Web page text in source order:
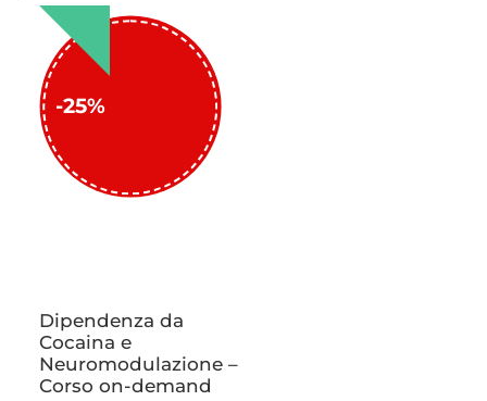
-25%
Dipendenza da
Cocaina e
Neuromodulazione –
Corso on-demand